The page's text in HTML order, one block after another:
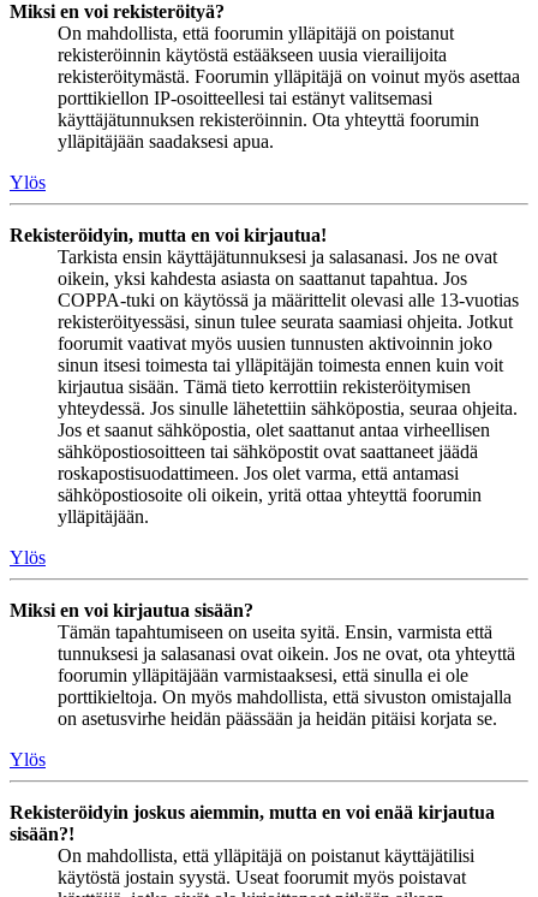
Miksi en voi rekisteröityä?
On mahdollista, että foorumin ylläpitäjä on poistanut
rekisteröinnin käytöstä estääkseen uusia vierailijoita
rekisteröitymästä. Foorumin ylläpitäjä on voinut myös asettaa
porttikiellon IP-osoitteellesi tai estänyt valitsemasi
käyttäjätunnuksen rekisteröinnin. Ota yhteyttä foorumin
ylläpitäjään saadaksesi apua.
Ylös
Rekisteröidyin, mutta en voi kirjautua!
Tarkista ensin käyttäjätunnuksesi ja salasanasi. Jos ne ovat
oikein, yksi kahdesta asiasta on saattanut tapahtua. Jos
COPPA-tuki on käytössä ja määrittelit olevasi alle 13-vuotias
rekisteröityessäsi, sinun tulee seurata saamiasi ohjeita. Jotkut
foorumit vaativat myös uusien tunnusten aktivoinnin joko
sinun itsesi toimesta tai ylläpitäjän toimesta ennen kuin voit
kirjautua sisään. Tämä tieto kerrottiin rekisteröitymisen
yhteydessä. Jos sinulle lähetettiin sähköpostia, seuraa ohjeita.
Jos et saanut sähköpostia, olet saattanut antaa virheellisen
sähköpostiosoitteen tai sähköpostit ovat saattaneet jäädä
roskapostisuodattimeen. Jos olet varma, että antamasi
sähköpostiosoite oli oikein, yritä ottaa yhteyttä foorumin
ylläpitäjään.
Ylös
Miksi en voi kirjautua sisään?
Tämän tapahtumiseen on useita syitä. Ensin, varmista että
tunnuksesi ja salasanasi ovat oikein. Jos ne ovat, ota yhteyttä
foorumin ylläpitäjään varmistaaksesi, että sinulla ei ole
porttikieltoja. On myös mahdollista, että sivuston omistajalla
on asetusvirhe heidän päässään ja heidän pitäisi korjata se.
Ylös
Rekisteröidyin joskus aiemmin, mutta en voi enää kirjautua
sisään?!
On mahdollista, että ylläpitäjä on poistanut käyttäjätilisi
käytöstä jostain syystä. Useat foorumit myös poistavat